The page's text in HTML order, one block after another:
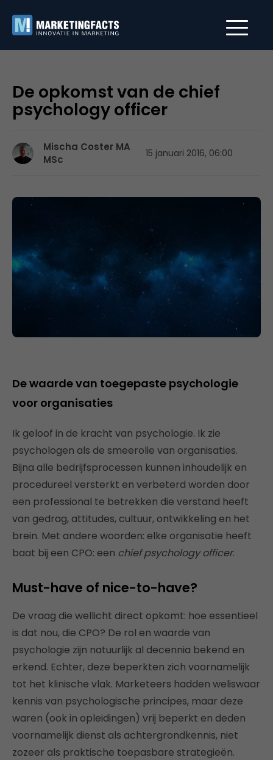
De opkomst van de chief
psychology officer
Mischa Coster MA
MSc
15 januari 2016, 06:00
De waarde van toegepaste psychologie
voor organisaties
Ik geloof in de kracht van psychologie. Ik zie
psychologen als de smeerolie van organisaties.
Bijna alle bedrijfsprocessen kunnen inhoudelijk en
procedureel versterkt en verbeterd worden door
een professional te betrekken die verstand heeft
van gedrag, attitudes, cultuur, ontwikkeling en het
brein. Met andere woorden: elke organisatie heeft
baat bij een CPO: een chief psychology officer.
Must-have of nice-to-have?
De vraag die wellicht direct opkomt: hoe essentieel
is dat nou, die CPO? De rol en waarde van
psychologie zijn natuurlijk al decennia bekend en
erkend. Echter, deze beperkten zich voornamelijk
tot het klinische vlak. Marketeers hadden weliswaar
kennis van psychologische principes, maar deze
waren (ook in opleidingen) vrij beperkt en deden
voornamelijk dienst als achtergrondkennis, niet
zozeer als praktische toepasbare strategieën.